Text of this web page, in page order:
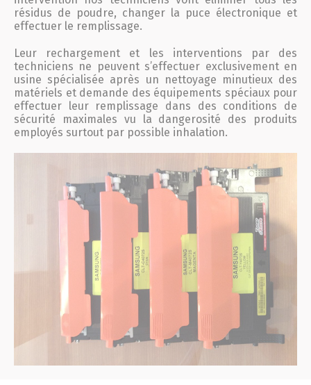
Actualités 2020 et avant
Divers
Produits
Particuliers
Catalogue
Analyse des besoins
Analyse de vos besoins
Conseils et Astuces
résidus de poudre, changer la puce électronique et
effectuer le remplissage.
Leur rechargement et les interventions par des
techniciens ne peuvent s’effectuer exclusivement en
usine spécialisée après un nettoyage minutieux des
matériels et demande des équipements spéciaux pour
effectuer leur remplissage dans des conditions de
sécurité maximales vu la dangerosité des produits
employés surtout par possible inhalation.